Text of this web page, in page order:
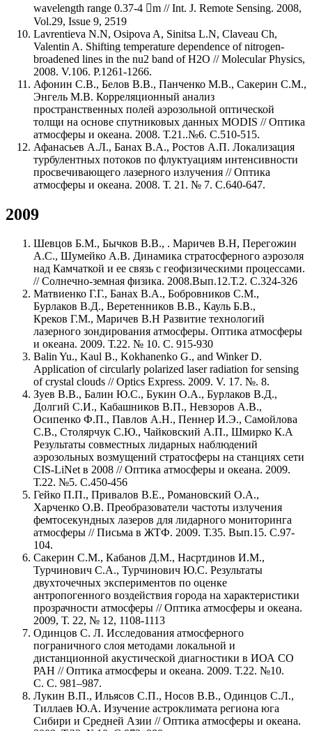
wavelength range 0.37-4 m // Int. J. Remote Sensing. 2008,
Vol.29, Issue 9, 2519
Lavrentieva N.N, Osipova A, Sinitsa L.N, Claveau Ch,
Valentin A. Shifting temperature dependence of nitrogen-
broadened lines in the nu2 band of H2O // Molecular Physics,
2008. V.106. P.1261-1266.
Афонин С.В., Белов В.В., Панченко М.В., Сакерин С.М.,
Энгель М.В. Корреляционный анализ
пространственных полей аэрозольной оптической
толщи на основе спутниковых данных MODIS // Оптика
атмосферы и океана. 2008. Т.21..№6. С.510-515.
Афанасьев А.Л., Банах В.А., Ростов А.П. Локализация
турбулентных потоков по флуктуациям интенсивности
просвечивающего лазерного излучения // Оптика
атмосферы и океана. 2008. Т. 21. № 7. С.640-647.
2009
Шевцов Б.М., Бычков В.В., . Маричев В.Н, Перегожин
А.С., Шумейко А.В. Динамика стратосферного аэрозоля
над Камчаткой и ее связь с геофизическими процессами.
// Солнечно-земная физика. 2008.Вып.12.Т.2. С.324-326
Матвиенко Г.Г., Банах В.А., Бобровников С.М.,
Бурлаков В.Д., Веретенников В.В., Кауль Б.В.,
Креков Г.М., Маричев В.Н Развитие технологий
лазерного зондирования атмосферы. Оптика атмосферы
и океана. 2009. Т.22. № 10. С. 915-930
Balin Yu., Kaul B., Kokhanenko G., and Winker D.
Application of circularly polarized laser radiation for sensing
of crystal clouds // Optics Express. 2009. V. 17. №. 8.
Зуев В.В., Балин Ю.С., Букин О.А., Бурлаков В.Д.,
Долгий С.И., Кабашников В.П., Невзоров А.В.,
Осипенко Ф.П., Павлов А.Н., Пеннер И.Э., Самойлова
С.В., Столярчук С.Ю., Чайковский А.П., Шмирко К.А
Результаты совместных лидарных наблюдений
аэрозольных возмущений стратосферы на станциях сети
CIS-LiNet в 2008 // Оптика атмосферы и океана. 2009.
Т.22. №5. С.450-456
Гейко П.П., Привалов В.Е., Романовский О.А.,
Харченко О.В. Преобразователи частоты излучения
фемтосекундных лазеров для лидарного мониторинга
атмосферы // Письма в ЖТФ. 2009. Т.35. Вып.15. С.97-
104.
Сакерин С.М., Кабанов Д.М., Насртдинов И.М.,
Турчинович С.А., Турчинович Ю.С. Результаты
двухточечных экспериментов по оценке
антропогенного воздействия города на характеристики
прозрачности атмосферы // Оптика атмосферы и океана.
2009, Т. 22, № 12, 1108-1113
Одинцов С. Л. Исследования атмосферного
пограничного слоя методами локальной и
дистанционной акустической диагностики в ИОА СО
РАН // Оптика атмосферы и океана. 2009. Т.22. №10.
С. С. 981–987.
Лукин В.П., Ильясов С.П., Носов В.В., Одинцов С.Л.,
Тиллаев Ю.А. Изучение астроклимата региона юга
Сибири и Средней Азии // Оптика атмосферы и океана.